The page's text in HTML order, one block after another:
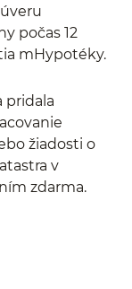
počas 12
mHypotéky.
pridala
žiadosti o
v
zdarma.